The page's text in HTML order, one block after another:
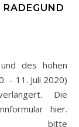
– 11. Juli 2020)
Die
hier.
bitte